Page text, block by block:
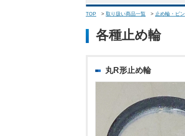
TOP > 取り扱い商品一覧 > 止め輪・ピン
各種止め輪
丸R形止め輪